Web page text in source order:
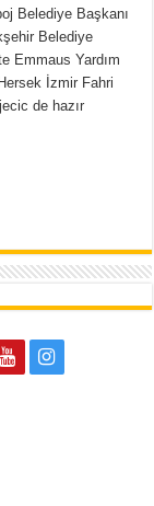
Belediye Başkanı
Belediye
Emmaus Yardım
İzmir Fahri
de hazır